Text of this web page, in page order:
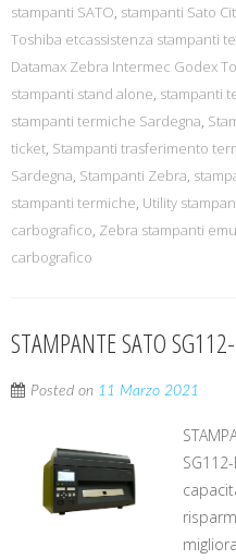
stampanti SATO, stampanti Sato
Toshiba etcassistenza stampanti
Datamax Zebra Intermec Godex
stampanti stand alone, stampanti
stampanti termiche Sardegna,
ticket, Stampanti trasferimento
Sardegna, Stampanti Zebra,
stampanti termiche, Utility
carbografico, Zebra stampanti
carbografico
STAMPANTE SATO
Posted on 11 Marzo 2021